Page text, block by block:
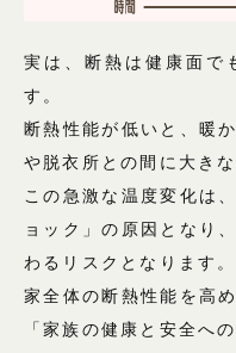
実は、断熱は健康面で
す。
断熱性能が低いと、暖
や脱衣所との間に大き
この急激な温度変化は
ョック」の原因となり
わるリスクとなります。
家全体の断熱性能を高
「家族の健康と安全へ